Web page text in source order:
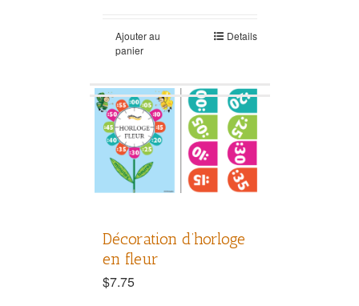
Ajouter au
panier
Details
Décoration d’horloge
en fleur
$7.75